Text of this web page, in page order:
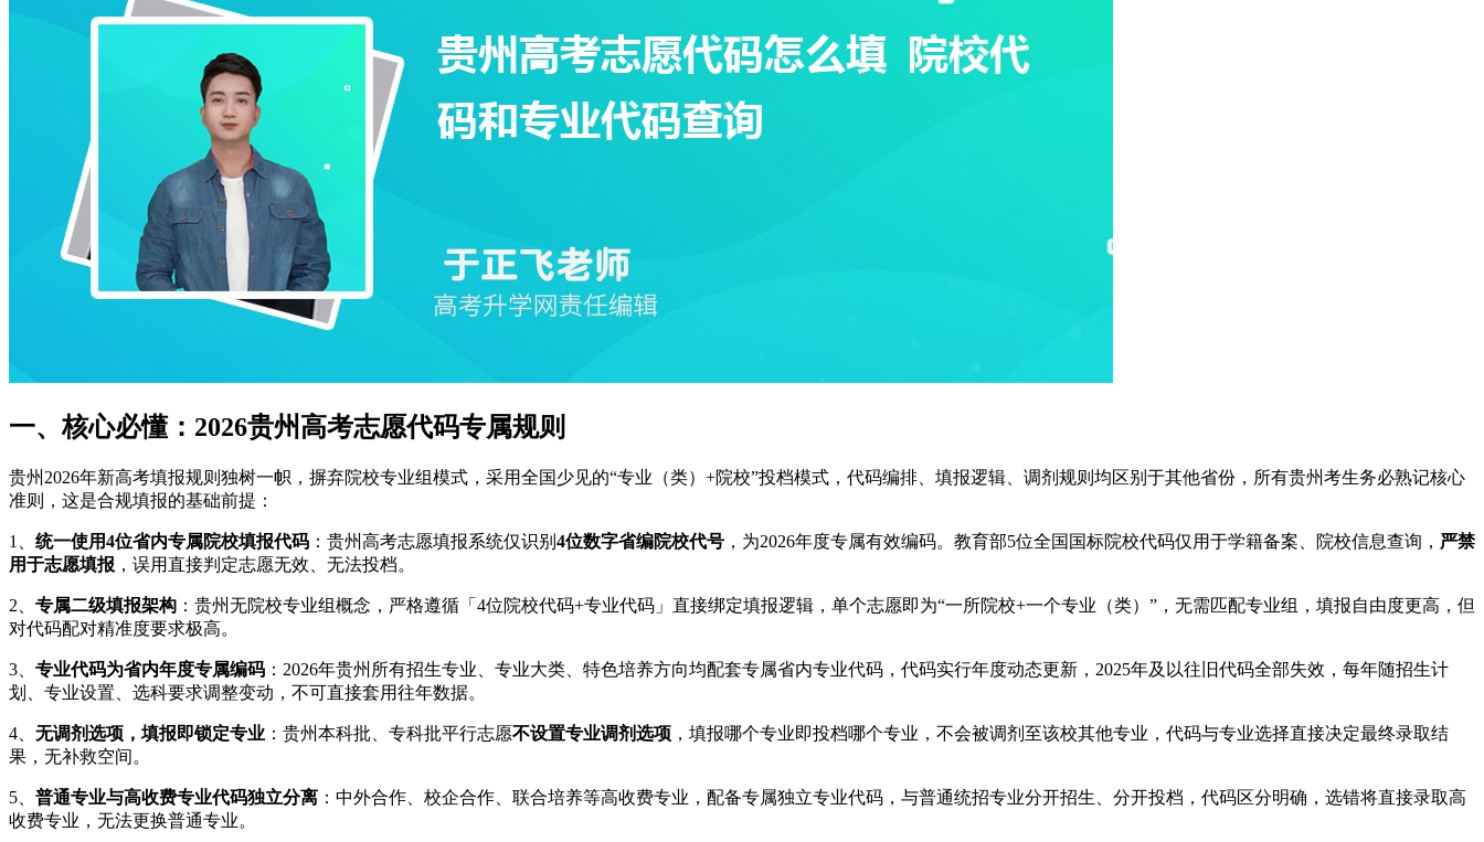
一、核心必懂：2026贵州高考志愿代码专属规则
贵州2026年新高考填报规则独树一帜，摒弃院校专业组模式，采用全国少见的“专业（类）+院校”投档模式，代码编排、填报逻辑、调剂规则均区别于其他省份，所有贵州考生务必熟记核心
准则，这是合规填报的基础前提：
1、 统一使用4位省内专属院校填报代码 ：贵州高考志愿填报系统仅识别 4位数字省编院校代号 ，为2026年度专属有效编码。教育部5位全国国标院校代码仅用于学籍备案、院校信息查询， 严禁
用于志愿填报 ，误用直接判定志愿无效、无法投档。
2、 专属二级填报架构 ：贵州无院校专业组概念，严格遵循「4位院校代码+专业代码」直接绑定填报逻辑，单个志愿即为“一所院校+一个专业（类）”，无需匹配专业组，填报自由度更高，但
对代码配对精准度要求极高。
3、 专业代码为省内年度专属编码 ：2026年贵州所有招生专业、专业大类、特色培养方向均配套专属省内专业代码，代码实行年度动态更新，2025年及以往旧代码全部失效，每年随招生计
划、专业设置、选科要求调整变动，不可直接套用往年数据。
4、 无调剂选项，填报即锁定专业 ：贵州本科批、专科批平行志愿不设置专业调剂选项 ，填报哪个专业即投档哪个专业，不会被调剂至该校其他专业，代码与专业选择直接决定最终录取结
果，无补救空间。
5、 普通专业与高收费专业代码独立分离 ：中外合作、校企合作、联合培养等高收费专业，配备专属独立专业代码，与普通统招专业分开招生、分开投档，代码区分明确，选错将直接录取高
收费专业，无法更换普通专业。